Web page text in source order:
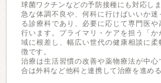
球菌ワクチンなどの予防接種にも対応しま
急な体調不良や、何科に行けばいいか迷
る診療科であり、必要に応じて専門医や
行います。プライマリ・ケアを担う「
域に根差し、幅広い世代の健康相談に
徴です。
治療は生活習慣の改善や薬物療法が中
合は外科など他科と連携して治療を進め